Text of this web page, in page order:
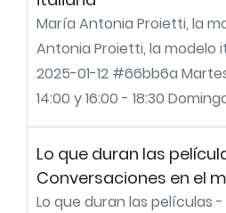
María Antonia Proietti, la
Antonia Proietti, la modelo
2025-01-12 #66bb6a
14:00 y 16:00 - 18:30
Lo que duran las
Conversaciones en el
Lo que duran las películas